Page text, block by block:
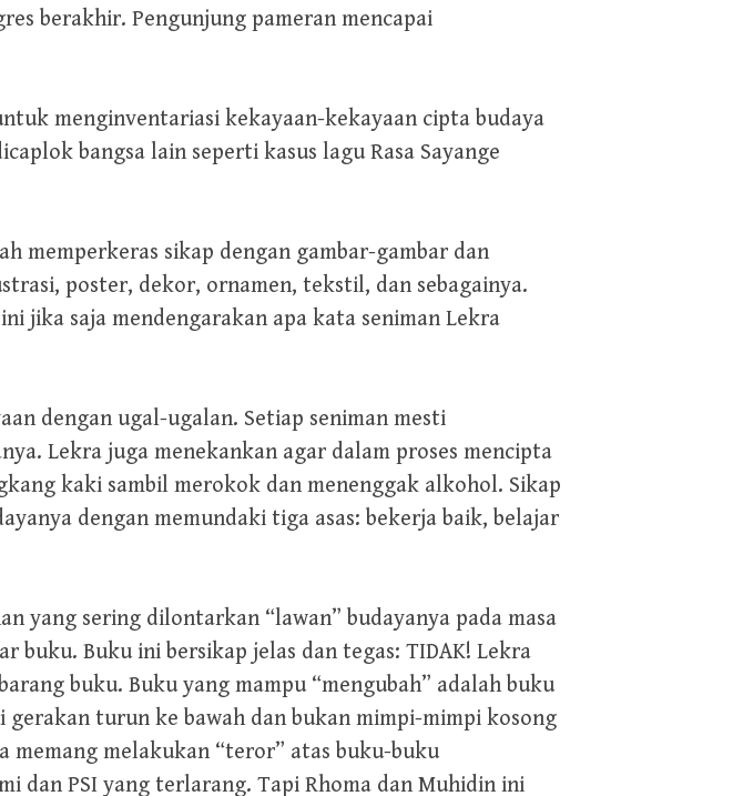
berakhir. Pengunjung pameran mencapai
menginventariasi kekayaan-kekayaan cipta budaya
bangsa lain seperti kasus lagu Rasa Sayange
memperkeras sikap dengan gambar-gambar dan
poster, dekor, ornamen, tekstil, dan sebagainya.
jika saja mendengarakan apa kata seniman Lekra
dengan ugal-ugalan. Setiap seniman mesti
Lekra juga menekankan agar dalam proses mencipta
kaki sambil merokok dan menenggak alkohol. Sikap
dengan memundaki tiga asas: bekerja baik, belajar
yang sering dilontarkan “lawan” budayanya pada masa
buku. Buku ini bersikap jelas dan tegas: TIDAK! Lekra
buku. Buku yang mampu “mengubah” adalah buku
turun ke bawah dan bukan mimpi-mimpi kosong
memang melakukan “teror” atas buku-buku
dan PSI yang terlarang. Tapi Rhoma dan Muhidin ini